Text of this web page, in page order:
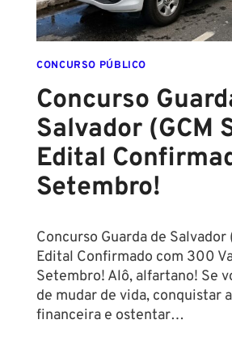
CONCURSO PÚBLICO
Concurso
Salvador (GCM
Edital
Setembro!
Concurso Guarda de Salvador
Edital Confirmado com 300
Setembro! Alô, alfartano! Se
de mudar de vida, conquistar
financeira e ostentar…